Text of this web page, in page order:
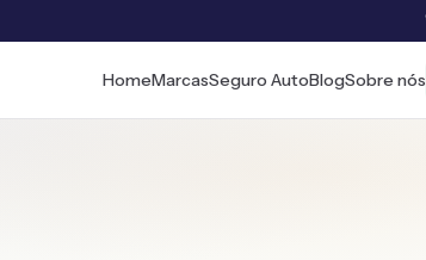
HomeMarcasSeguro AutoBlogSobre nós